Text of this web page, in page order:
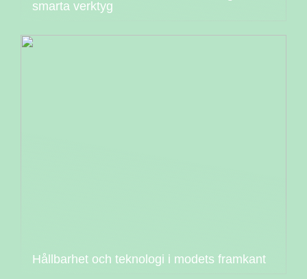
smarta verktyg
Hållbarhet och teknologi i modets framkant